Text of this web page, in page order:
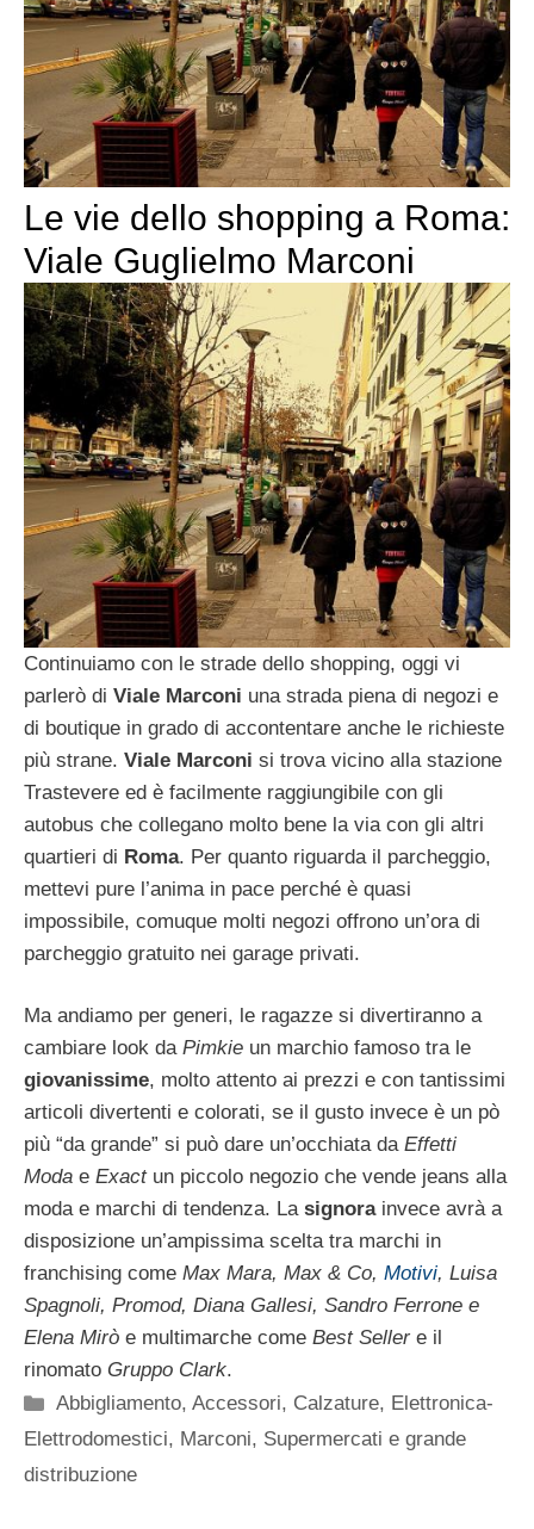
Le vie dello shopping a Roma:
Viale Guglielmo Marconi
Continuiamo con le strade dello shopping, oggi vi
parlerò di Viale Marconi una strada piena di negozi e
di boutique in grado di accontentare anche le richieste
più strane. Viale Marconi si trova vicino alla stazione
Trastevere ed è facilmente raggiungibile con gli
autobus che collegano molto bene la via con gli altri
quartieri di Roma. Per quanto riguarda il parcheggio,
mettevi pure l’anima in pace perché è quasi
impossibile, comuque molti negozi offrono un’ora di
parcheggio gratuito nei garage privati.
Ma andiamo per generi, le ragazze si divertiranno a
cambiare look da Pimkie un marchio famoso tra le
giovanissime, molto attento ai prezzi e con tantissimi
articoli divertenti e colorati, se il gusto invece è un pò
più “da grande” si può dare un’occhiata da Effetti
Moda e Exactun piccolo negozio che vende jeans alla
moda e marchi di tendenza. La signorainvece avrà a
disposizione un’ampissima scelta tra marchi in
franchising come Max Mara, Max & Co, Motivi, Luisa
Spagnoli, Promod, Diana Gallesi, Sandro Ferrone e
Elena Mirò e multimarche come Best Sellere il
rinomato Gruppo Clark.
Categorie
Abbigliamento,Accessori, Calzature, Elettronica-
Elettrodomestici, Marconi, Supermercati e grande
distribuzione